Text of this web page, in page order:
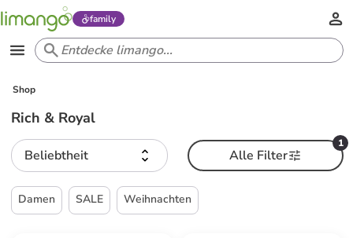
family
Shop
Rich & Royal
Beliebtheit
1
Alle Filter
Damen SALE Weihnachten